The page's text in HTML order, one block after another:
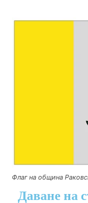
Флаг на община
Даване на